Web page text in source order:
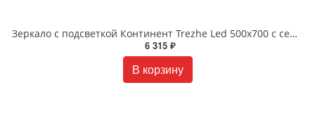
Зеркало с подсветкой Континент Trezhe Led 500х700 с сенсором ЗЛП608
6 315 ₽
В корзину